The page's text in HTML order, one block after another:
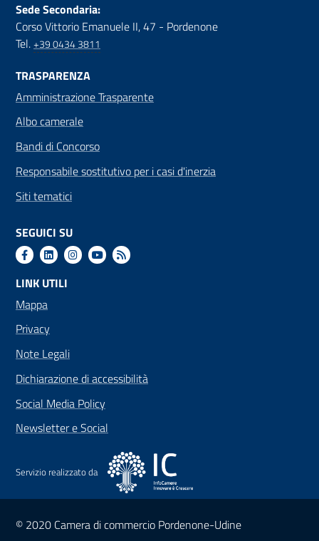
Sede Secondaria:
Corso Vittorio Emanuele II, 47 - Pordenone
Tel.+39 0434 3811
TRASPARENZA
Amministrazione Trasparente
Albo camerale
Bandi di Concorso
Responsabile sostitutivo per i casi d'inerzia
Siti tematici
SEGUICI SU
LINK UTILI
Mappa
Privacy
Note Legali
Dichiarazione di accessibilità
Social Media Policy
Newsletter e Social
Servizio realizzato da
Sezione Link Utili
© 2020 Camera di commercio Pordenone-Udine